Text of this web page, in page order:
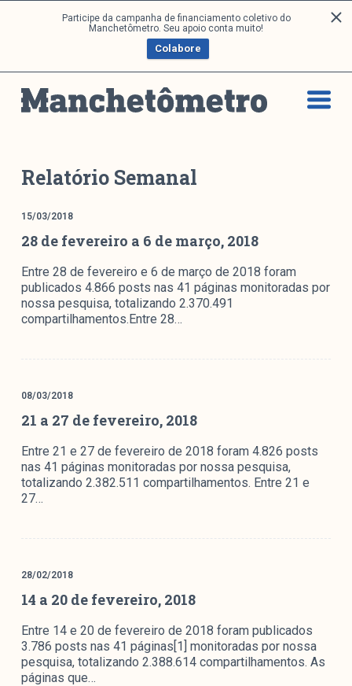
Participe da campanha de financiamento coletivo do
Manchetômetro. Seu apoio conta muito!
Colabore
a
p
o
e
ú
d
Análises
DONI
Boletim M
M Facebook
M Instagram
Arquivos
Mediómetro
Entrevistas M
Institucional
Metodologia
Equipe
Parcerias
Contato
Relatório Semanal
15/03/2018
28 de fevereiro a 6 de março, 2018
Entre 28 de fevereiro e 6 de março de 2018 foram
publicados 4.866 posts nas 41 páginas monitoradas por
nossa pesquisa, totalizando 2.370.491
compartilhamentos.Entre 28…
08/03/2018
21 a 27 de fevereiro, 2018
Entre 21 e 27 de fevereiro de 2018 foram 4.826 posts
nas 41 páginas monitoradas por nossa pesquisa,
totalizando 2.382.511 compartilhamentos. Entre 21 e
27…
28/02/2018
14 a 20 de fevereiro, 2018
Entre 14 e 20 de fevereiro de 2018 foram publicados
3.786 posts nas 41 páginas[1] monitoradas por nossa
pesquisa, totalizando 2.388.614 compartilhamentos. As
páginas que…